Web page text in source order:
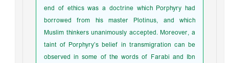
end of ethics was a doctrine which Porphyry had
borrowed from his master Plotinus, and which
Muslim thinkers unanimously accepted. Moreover, a
taint of Porphyry’s belief in transmigration can be
observed in some of the words of Farabi and Ibn